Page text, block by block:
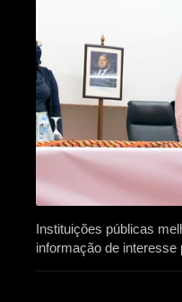
Instituições públicas
informação de interesse